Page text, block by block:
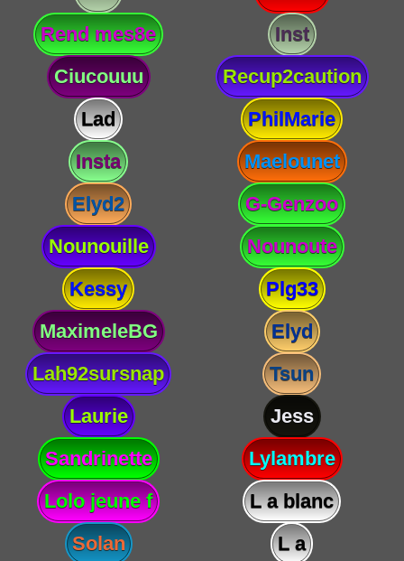
Rend mes8e
Inst
Ciucouuu
Recup2caution
Lad
PhilMarie
Insta
Maelounet
Elyd2
G-Genzoo
Nounouille
Nounoute
Kessy
Plg33
MaximeleBG
Elyd
Lah92sursnap
Tsun
Laurie
Jess
Sandrinette
Lylambre
Lolo jeune f
L a blanc
Solan
L a